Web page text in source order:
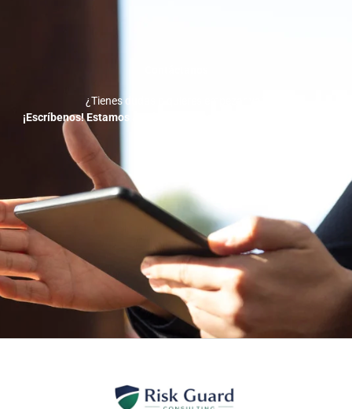
¿Tienes dudas o quieres empezar ya?
¡Escríbenos! Estamos a solo un mensaje de ayudarte a crecer.